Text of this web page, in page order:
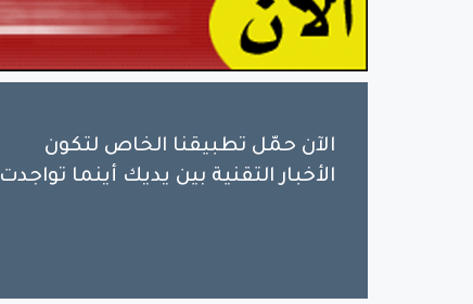
الآن حمّل تطبيقنا الخاص لتكون
الأخبار التقنية بين يديك أينما تواجدت